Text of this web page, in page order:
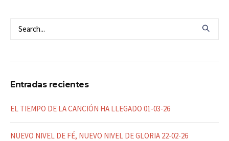
Entradas recientes
EL TIEMPO DE LA CANCIÓN HA LLEGADO 01-03-26
NUEVO NIVEL DE FÉ, NUEVO NIVEL DE GLORIA 22-02-26